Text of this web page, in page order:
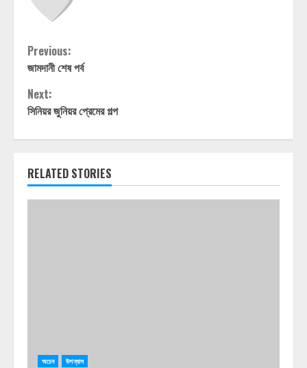
Continue
Reading
Previous:
জামদানী শেষ পর্ব
Next:
সিনিয়র জুনিয়র প্রেমের গল্প
RELATED STORIES
অচেন উপন্যাস